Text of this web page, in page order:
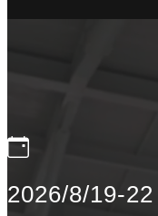
2026/8/19-22